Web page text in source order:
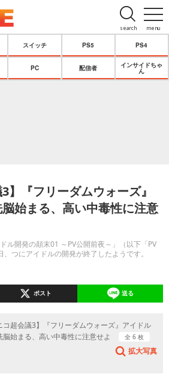
menu
search
スイッチ PS5 PS4
PC 配信者
インサイドちゃ
ん
】『フリーダムウォーズ』
始まる、高い中毒性に注意
ル開発の顛末01 ～PV公開前夜～」（以下「PV
つにアイドルの開発が終了したようです。
ポスト 送る
コ超会議3】『フリーダムウォーズ』アイドル
脳始まる、高い中毒性に注意せよ
全 6 枚
拡大写真